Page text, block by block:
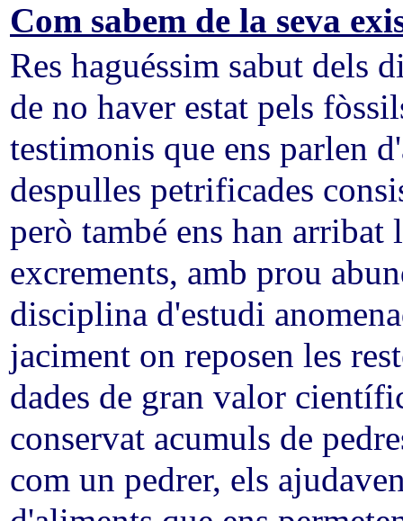
Com sabem de la seva
Res haguéssim sabut dels
de no haver estat pels
testimonis que ens parlen
despulles petrificades
però també ens han arribat
excrements, amb prou
disciplina d'estudi
jaciment on reposen les
dades de gran valor
conservat acumuls de
com un pedrer, els